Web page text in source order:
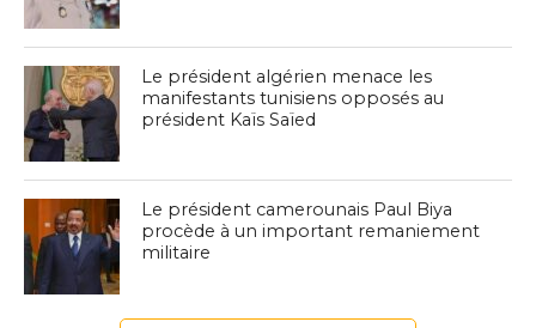
Le président algérien menace les
manifestants tunisiens opposés au
président Kaïs Saïed
Le président camerounais Paul Biya
procède à un important remaniement
militaire